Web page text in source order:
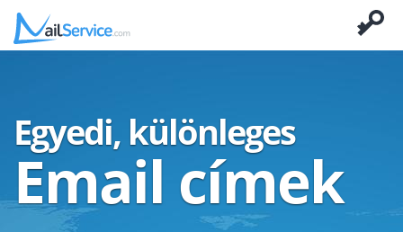
Egyedi, különleges
Email címek